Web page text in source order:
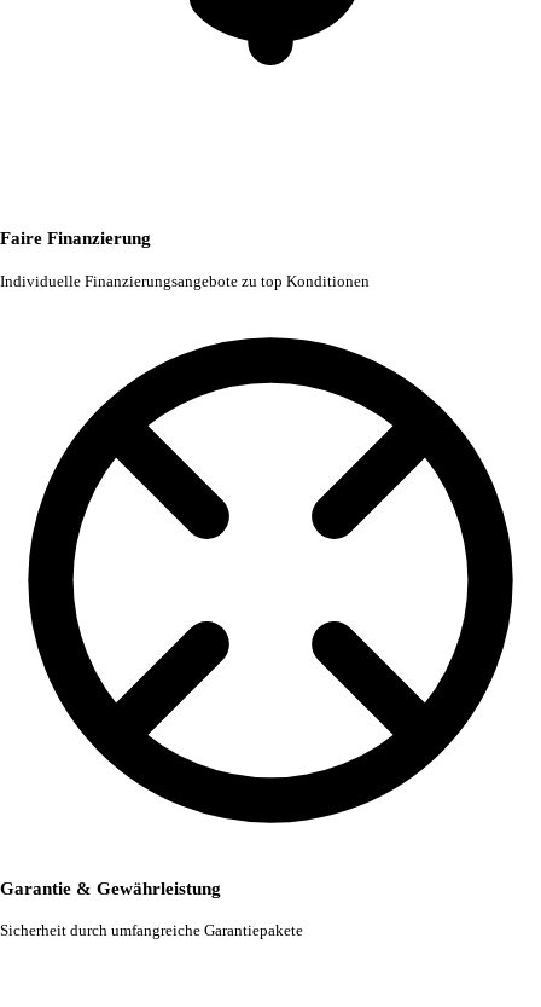
Faire Finanzierung
Individuelle Finanzierungsangebote zu top Konditionen
Garantie & Gewährleistung
Sicherheit durch umfangreiche Garantiepakete